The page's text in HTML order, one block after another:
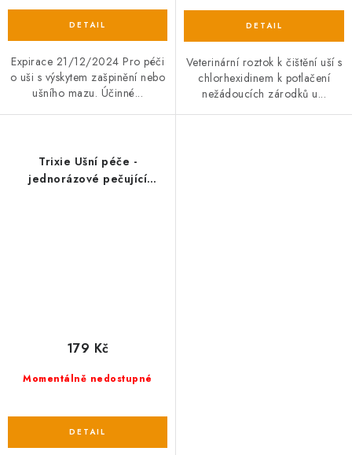
Expirace 21/12/2024 Pro péči
o uši s výskytem zašpinění nebo
ušního mazu. Účinné...
Veterinární roztok k čištění uší s
chlorhexidinem k potlačení
nežádoucích zárodků u...
Trixie Ušní péče -
jednorázové pečující
Momentálně nedostupné
179 Kč